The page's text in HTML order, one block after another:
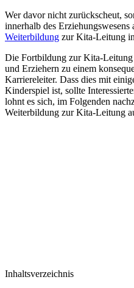
Wer davor nicht zurückscheut,
innerhalb des Erziehungswesens
Weiterbildung zur Kita-Leitung
Die Fortbildung zur Kita-
und Erziehern zu einem
Karriereleiter. Dass dies mit
Kinderspiel ist, sollte
lohnt es sich, im Folgenden
Weiterbildung zur Kita-Leitung
Inhaltsverzeichnis